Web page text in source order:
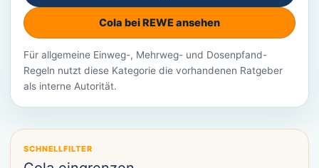
Cola bei REWE ansehen
Für allgemeine Einweg-, Mehrweg- und Dosenpfand-
Regeln nutzt diese Kategorie die vorhandenen Ratgeber
als interne Autorität.
SCHNELLFILTER